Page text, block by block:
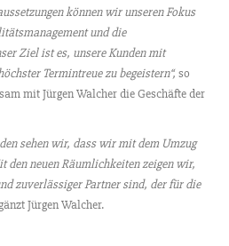
können wir unseren Fokus
und die
Ziel ist es, unsere Kunden mit
Termintreue zu begeistern“,so
mit Jürgen Walcher die Geschäfte der
sehen wir, dass wir mit dem Umzug
den neuen Räumlichkeiten zeigen wir,
zuverlässiger Partner sind, der für die
Jürgen Walcher.